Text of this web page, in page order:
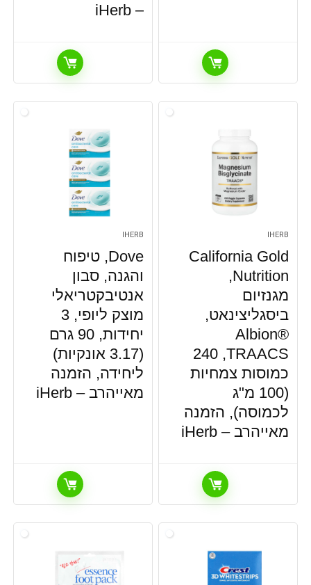
– iHerb
IHERB
California Gold
Nutrition‏,
מגנזיום
ביסגליצינאט,
®Albion
TRAACS‏, 240
כמוסות צמחיות
(100 מ"ג
לכמוסה), הזמנה
מאייהרב – iHerb
IHERB
Dove‏, טיפוח
והגנה, סבון
אנטיבקטריאלי
מוצק ליופי, 3
יחידות, 90 גרם
(3.17 אונקיות)
ליחידה, הזמנה
מאייהרב – iHerb